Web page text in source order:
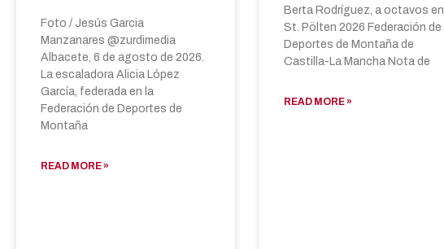
Foto / Jesús Garcia
Manzanares @zurdimedia
Albacete, 6 de agosto de 2026.
La escaladora Alicia López
García, federada en la
Federación de Deportes de
Montaña
READ MORE »
Berta Rodríguez, a octavos en
St. Pölten 2026 Federación de
Deportes de Montaña de
Castilla-La Mancha Nota de
READ MORE »